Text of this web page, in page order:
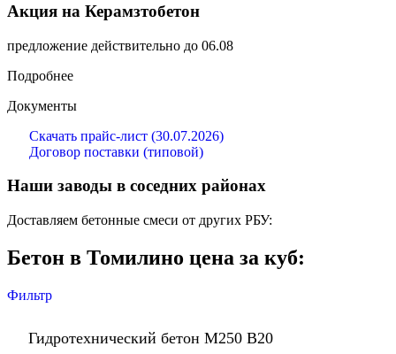
Акция на Керамзтобетон
предложение действительно до 06.08
Подробнее
Документы
Скачать прайс-лист (30.07.2026)
Договор поставки (типовой)
Наши заводы в соседних районах
Доставляем бетонные смеси от других РБУ:
Бетон в Томилино цена за куб:
Фильтр
Гидротехнический бетон М250 В20